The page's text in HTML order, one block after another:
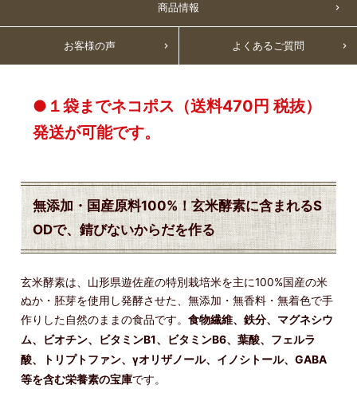
商品情報
お客様の声 よくあるご質問
●１袋までネコポス（送料470円 税抜）
発送が可能です。
無添加・国産原料100%！玄米酵素に含まれるS
ODで、錆びないからだを作る
玄米酵素は、山形県遊佐産の特別栽培米を主に100%国産の米
ぬか・胚芽を使用し発酵させた、無添加・無香料・無着色で手
作りした自然のままの食品です。食物繊維、鉄分、マグネシウ
ム、ビオチン、ビタミンB1、ビタミンB6、葉酸、フェルラ
酸、トリプトファン、γオリザノール、イノシトール、GABA
等を含む栄養素の宝庫です。